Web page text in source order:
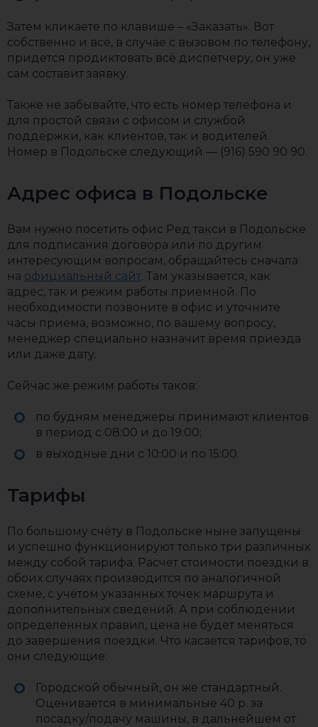
Затем кликаете по клавише – «Заказать». Вот
собственно и всё, в случае с вызовом по телефону,
придется продиктовать всё диспетчеру, он уже
сам составит заявку.
Также не забывайте, что есть номер телефона и
для простой связи с офисом и службой
поддержки, как клиентов, так и водителей.
Номер в Подольске следующий — (916) 590 90 90.
Адрес офиса в Подольске
Вам нужно посетить офис Ред такси в Подольске
для подписания договора или по другим
интересующим вопросам, обращайтесь сначала
на официальный сайт. Там указывается, как
адрес, так и режим работы приемной. По
необходимости позвоните в офис и уточните
часы приема, возможно, по вашему вопросу,
менеджер специально назначит время приезда
или даже дату.
Сейчас же режим работы таков:
по будням менеджеры принимают клиентов
в период с 08:00 и до 19:00;
в выходные дни с 10:00 и по 15:00.
Тарифы
По большому счёту в Подольске ныне запущены
и успешно функционируют только три различных
между собой тарифа. Расчет стоимости поездки в
обоих случаях производится по аналогичной
схеме, с учётом указанных точек маршрута и
дополнительных сведений. А при соблюдении
определенных правил, цена не будет меняться
до завершения поездки. Что касается тарифов, то
они следующие:
Городской обычный, он же стандартный.
Оценивается в минимальные 40 р. за
посадку/подачу машины, в дальнейшем от